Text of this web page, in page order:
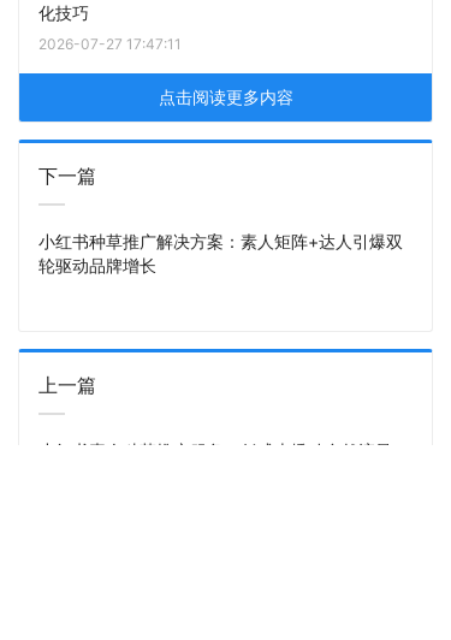
化技巧
2026-07-27 17:47:11
点击阅读更多内容
下一篇
小红书种草推广解决方案：素人矩阵+达人引爆双
轮驱动品牌增长
上一篇
小红书素人种草推广服务：低成本撬动自然流量